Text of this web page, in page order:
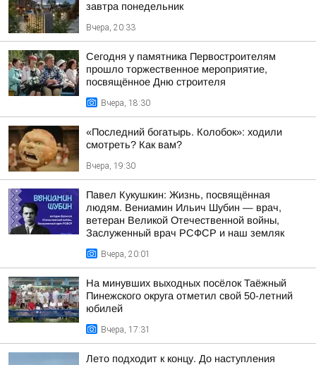
завтра понедельник
Вчера, 20:33
Сегодня у памятника Первостроителям
прошло торжественное мероприятие,
посвящённое Дню строителя
Вчера, 18:30
«Последний богатырь. Колобок»: ходили
смотреть? Как вам?
Вчера, 19:30
Павел Кукушкин: Жизнь, посвящённая
людям. Вениамин Ильич Шубин — врач,
ветеран Великой Отечественной войны,
Заслуженный врач РСФСР и наш земляк
Вчера, 20:01
На минувших выходных посёлок Таёжный
Пинежского округа отметил свой 50-летний
юбилей
Вчера, 17:31
Лето подходит к концу. До наступления